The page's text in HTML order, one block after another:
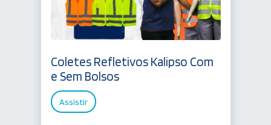
Coletes Refletivos Kalipso Com
e Sem Bolsos
Assistir